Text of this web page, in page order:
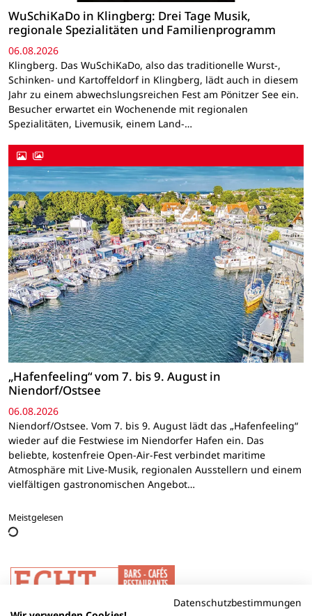
WuSchiKaDo in Klingberg: Drei Tage Musik,
regionale Spezialitäten und Familienprogramm
06.08.2026
Klingberg. Das WuSchiKaDo, also das traditionelle Wurst-,
Schinken- und Kartoffeldorf in Klingberg, lädt auch in diesem
Jahr zu einem abwechslungsreichen Fest am Pönitzer See ein.
Besucher erwartet ein Wochenende mit regionalen
Spezialitäten, Livemusik, einem Land-…
„Hafenfeeling“ vom 7. bis 9. August in
Niendorf/Ostsee
06.08.2026
Niendorf/Ostsee. Vom 7. bis 9. August lädt das „Hafenfeeling“
wieder auf die Festwiese im Niendorfer Hafen ein. Das
beliebte, kostenfreie Open-Air-Fest verbindet maritime
Atmosphäre mit Live-Musik, regionalen Ausstellern und einem
vielfältigen gastronomischen Angebot…
Meistgelesen
Datenschutzbestimmungen